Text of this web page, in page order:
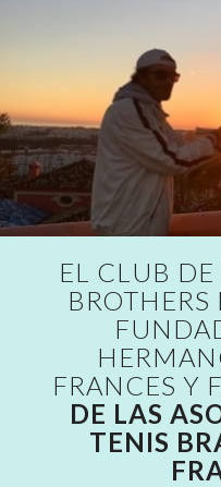
EL CLUB
FRANCES Y
DE LAS
TENIS